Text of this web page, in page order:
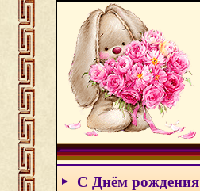
С Днём рождения